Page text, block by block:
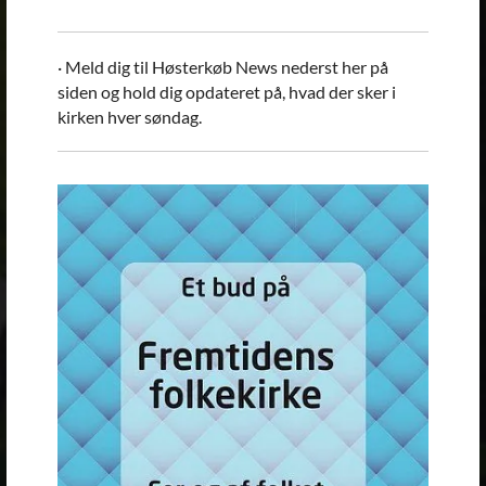
· Meld dig til Høsterkøb News nederst her på
siden og hold dig opdateret på, hvad der sker i
kirken hver søndag.